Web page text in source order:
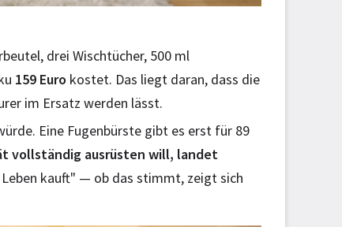
drei Wischtücher, 500 ml
159 Euro kostet. Das liegt daran, dass die
im Ersatz werden lässt.
Eine Fugenbürste gibt es erst für 89
vollständig ausrüsten will, landet
kauft" — ob das stimmt, zeigt sich